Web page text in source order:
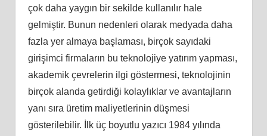
çok daha yaygın bir sekilde kullanılır hale
gelmiştir. Bunun nedenleri olarak medyada daha
fazla yer almaya başlaması, birçok sayıdaki
girişimci firmaların bu teknolojiye yatırım yapması,
akademik çevrelerin ilgi göstermesi, teknolojinin
birçok alanda getirdiği kolaylıklar ve avantajların
yanı sıra üretim maliyetlerinin düşmesi
gösterilebilir. İlk üç boyutlu yazıcı 1984 yılında